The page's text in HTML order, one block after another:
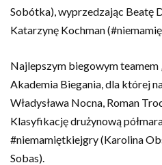
Sobótka), wyprzedzając Beatę
Katarzynę Kochman
Najlepszym biegowym teamem
Akademia Biegania, dla której
Władysława Nocna, Roman
Klasyfikację drużynową
#niemamiętkiejgry (Karolina
Sobas).